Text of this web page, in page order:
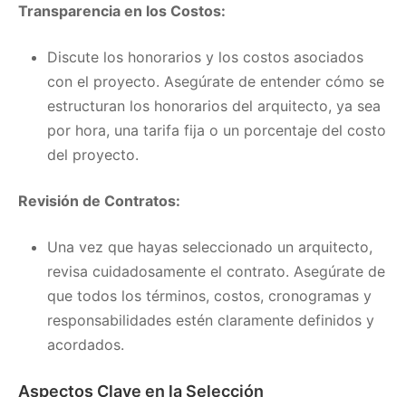
Transparencia en los Costos:
Discute los honorarios y los costos asociados
con el proyecto. Asegúrate de entender cómo se
estructuran los honorarios del arquitecto, ya sea
por hora, una tarifa fija o un porcentaje del costo
del proyecto.
Revisión de Contratos:
Una vez que hayas seleccionado un arquitecto,
revisa cuidadosamente el contrato. Asegúrate de
que todos los términos, costos, cronogramas y
responsabilidades estén claramente definidos y
acordados.
Aspectos Clave en la Selección